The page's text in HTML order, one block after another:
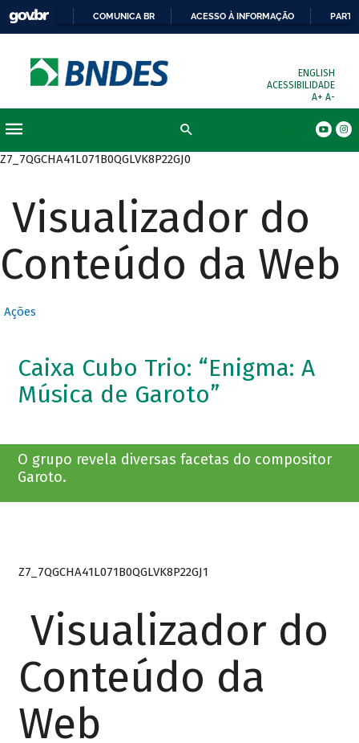
COMUNICA BR ACESSO À INFORMAÇÃO
ENGLISH
ACESSIBILIDADE
A+ A-
Z7_7QGCHA41L071B0QGLVK8P22GJ0
Visualizador do
Conteúdo da Web
Ações
Caixa Cubo Trio: “Enigma: A
Música de Garoto”
O grupo revela diversas facetas do compositor
Garoto.
Z7_7QGCHA41L071B0QGLVK8P22GJ1
Visualizador do
Conteúdo da
Web